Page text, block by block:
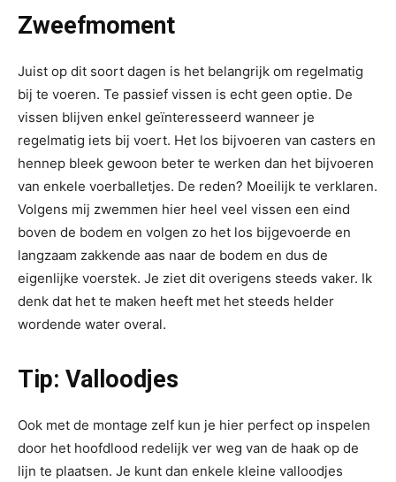
Zweefmoment
Juist op dit soort dagen is het belangrijk om regelmatig
bij te voeren. Te passief vissen is echt geen optie. De
vissen blijven enkel geïnteresseerd wanneer je
regelmatig iets bij voert. Het los bijvoeren van casters en
hennep bleek gewoon beter te werken dan het bijvoeren
van enkele voerballetjes. De reden? Moeilijk te verklaren.
Volgens mij zwemmen hier heel veel vissen een eind
boven de bodem en volgen zo het los bijgevoerde en
langzaam zakkende aas naar de bodem en dus de
eigenlijke voerstek. Je ziet dit overigens steeds vaker. Ik
denk dat het te maken heeft met het steeds helder
wordende water overal.
Tip: Valloodjes
Ook met de montage zelf kun je hier perfect op inspelen
door het hoofdlood redelijk ver weg van de haak op de
lijn te plaatsen. Je kunt dan enkele kleine valloodjes